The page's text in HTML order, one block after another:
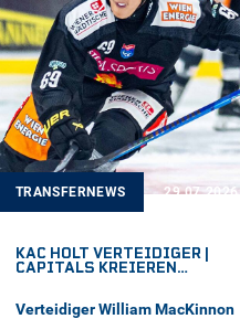
246 Einsätze in der American
Hockey League. Zudem haben
die Pioneers Vorarlberg
bekanntgegeben, dass ihr
neuer Head Coach Janne
Grönvall die Position aus
privaten Gründen nicht
antreten kann.
TRANSFERNEWS 29.07.2026
KAC HOLT VERTEIDIGER |
CAPITALS KREIEREN
Verteidiger William MacKinnon